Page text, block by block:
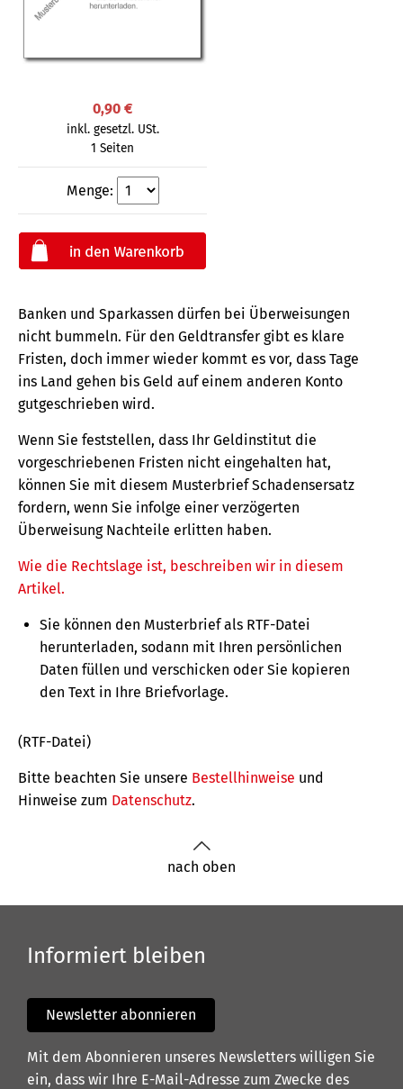
0,90 €
inkl. gesetzl. USt.
1 Seiten
Menge:
Banken und Sparkassen dürfen bei Überweisungen
nicht bummeln. Für den Geldtransfer gibt es klare
Fristen, doch immer wieder kommt es vor, dass Tage
ins Land gehen bis Geld auf einem anderen Konto
gutgeschrieben wird.
Wenn Sie feststellen, dass Ihr Geldinstitut die
vorgeschriebenen Fristen nicht eingehalten hat,
können Sie mit diesem Musterbrief Schadensersatz
fordern, wenn Sie infolge einer verzögerten
Überweisung Nachteile erlitten haben.
Wie die Rechtslage ist, beschreiben wir in diesem
Artikel.
Sie können den Musterbrief als RTF-Datei
herunterladen, sodann mit Ihren persönlichen
Daten füllen und verschicken oder Sie kopieren
den Text in Ihre Briefvorlage.
(RTF-Datei)
Bitte beachten Sie unsere Bestellhinweise und
Hinweise zum Datenschutz.
nach oben
Informiert bleiben
Newsletter abonnieren
Mit dem Abonnieren unseres Newsletters willigen Sie
ein, dass wir Ihre E-Mail-Adresse zum Zwecke des